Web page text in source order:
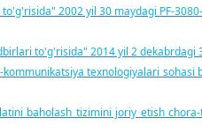
2002 yil 30 maydagi PF-
to'g'risida" 2014 yil 2 dekabrdagi
texnologiyalari
baholash tizimini joriy etish